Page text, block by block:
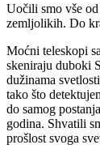
Uočili smo vše
zemljolikih. Do
Moćni teleskopi
skeniraju duboki
dužinama
tako što
do samog
godina. Shvatili
prošlost svoga